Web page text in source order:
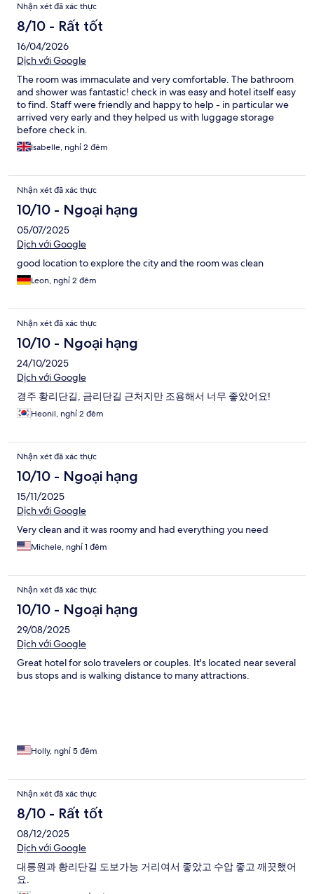
Nhận xét đã xác thực
8/10 - Rất tốt
16/04/2026
Dịch với Google
The room was immaculate and very comfortable. The bathroom
and shower was fantastic! check in was easy and hotel itself easy
to find. Staff were friendly and happy to help - in particular we
arrived very early and they helped us with luggage storage
before check in.
Isabelle, nghỉ 2 đêm
Nhận xét đã xác thực
10/10 - Ngoại hạng
05/07/2025
Dịch với Google
good location to explore the city and the room was clean
Leon, nghỉ 2 đêm
Nhận xét đã xác thực
10/10 - Ngoại hạng
24/10/2025
Dịch với Google
경주 황리단길, 금리단길 근처지만 조용해서 너무 좋았어요!
Heonil, nghỉ 2 đêm
Nhận xét đã xác thực
10/10 - Ngoại hạng
15/11/2025
Dịch với Google
Very clean and it was roomy and had everything you need
Michele, nghỉ 1 đêm
Nhận xét đã xác thực
10/10 - Ngoại hạng
29/08/2025
Dịch với Google
Great hotel for solo travelers or couples. It's located near several
bus stops and is walking distance to many attractions.
Holly, nghỉ 5 đêm
Nhận xét đã xác thực
8/10 - Rất tốt
08/12/2025
Dịch với Google
대릉원과 황리단길 도보가능 거리여서 좋았고 수압 좋고 깨끗했어
요.